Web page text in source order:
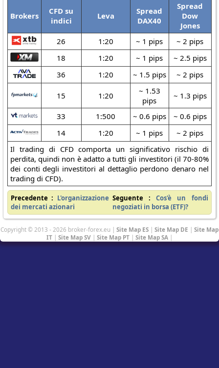
Brokers
CFD su
indici
Leva
Spread
DAX40
Spread
Dow
Jones
26
1:20 ~ 1 pips
~ 2 pips
18
1:20 ~ 1 pips
~ 2.5 pips
36
1:20 ~ 1.5 pips ~ 2 pips
15 1:20
~ 1.53
pips
~ 1.3 pips
33 1:500 ~ 0.6 pips
~ 0.6 pips
14
1:20 ~ 1 pips
~ 2 pips
Il trading di CFD comporta un significativo rischio di
perdita, quindi non è adatto a tutti gli investitori (il 70-80%
dei conti degli investitori al dettaglio perdono denaro nel
trading di CFD).
Precedente : L'organizzazione
dei mercati azionari
Seguente :
Cos'è un fondi
negoziati in borsa (ETF)?
Copyright © 2013 - 2026 broker-forex.eu | Site Map ES | Site Map DE | Site Map
IT | Site Map SV | Site Map PT | Site Map SA |